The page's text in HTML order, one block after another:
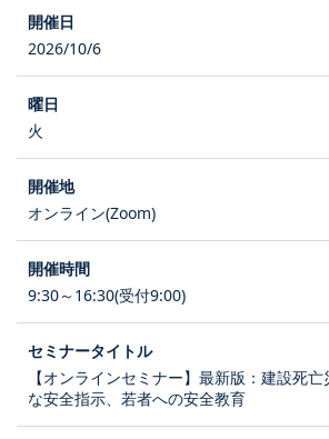
2026/10/6
火
オンライン(Zoom)
9:30～16:30(受付9:00)
【オンラインセミナー】最新版：建設死
な安全指示、若者への安全教育